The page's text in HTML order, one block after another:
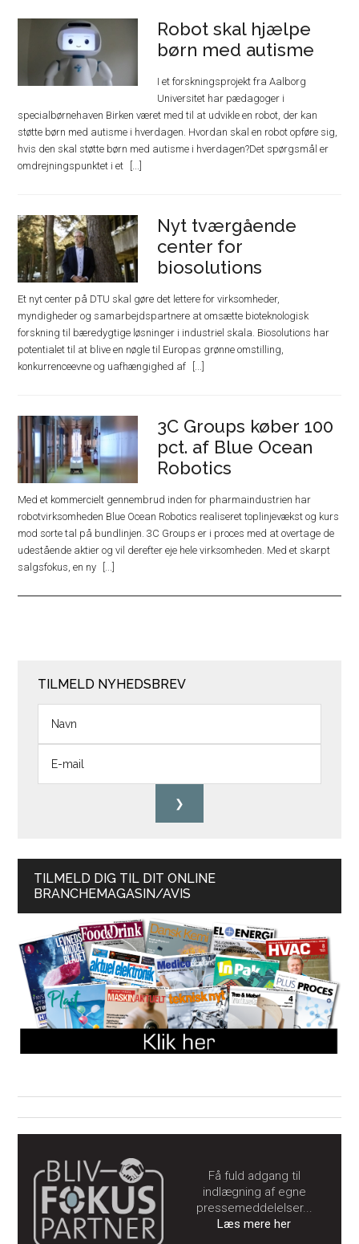
Robot skal hjælpe
børn med autisme
I et forskningsprojekt fra Aalborg
Universitet har pædagoger i
specialbørnehaven Birken været med til at udvikle en robot, der kan
støtte børn med autisme i hverdagen. Hvordan skal en robot opføre sig,
hvis den skal støtte børn med autisme i hverdagen?Det spørgsmål er
omdrejningspunktet i et
Nyt tværgående
center for
biosolutions
Et nyt center på DTU skal gøre det lettere for virksomheder,
myndigheder og samarbejdspartnere at omsætte bioteknologisk
forskning til bæredygtige løsninger i industriel skala. Biosolutions har
potentialet til at blive en nøgle til Europas grønne omstilling,
konkurrenceevne og uafhængighed af
3C Groups køber 100
pct. af Blue Ocean
Robotics
Med et kommercielt gennembrud inden for pharmaindustrien har
robotvirksomheden Blue Ocean Robotics realiseret toplinjevækst og kurs
mod sorte tal på bundlinjen. 3C Groups er i proces med at overtage de
udestående aktier og vil derefter eje hele virksomheden. Med et skarpt
salgsfokus, en ny
TILMELD NYHEDSBREV
TILMELD DIG TIL DIT ONLINE
BRANCHEMAGASIN/AVIS
Få fuld adgang til
indlægning af egne
pressemeddelelser...
Læs mere her